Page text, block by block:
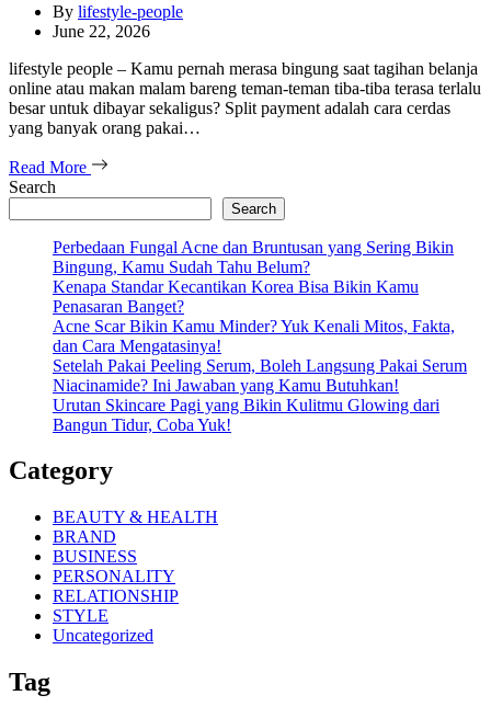
By lifestyle-people
June 22, 2026
lifestyle people – Kamu pernah merasa bingung saat tagihan belanja
online atau makan malam bareng teman-teman tiba-tiba terasa terlalu
besar untuk dibayar sekaligus? Split payment adalah cara cerdas
yang banyak orang pakai…
Read More
Search
Search
Perbedaan Fungal Acne dan Bruntusan yang Sering Bikin
Bingung, Kamu Sudah Tahu Belum?
Kenapa Standar Kecantikan Korea Bisa Bikin Kamu
Penasaran Banget?
Acne Scar Bikin Kamu Minder? Yuk Kenali Mitos, Fakta,
dan Cara Mengatasinya!
Setelah Pakai Peeling Serum, Boleh Langsung Pakai Serum
Niacinamide? Ini Jawaban yang Kamu Butuhkan!
Urutan Skincare Pagi yang Bikin Kulitmu Glowing dari
Bangun Tidur, Coba Yuk!
Category
BEAUTY & HEALTH
BRAND
BUSINESS
PERSONALITY
RELATIONSHIP
STYLE
Uncategorized
Tag